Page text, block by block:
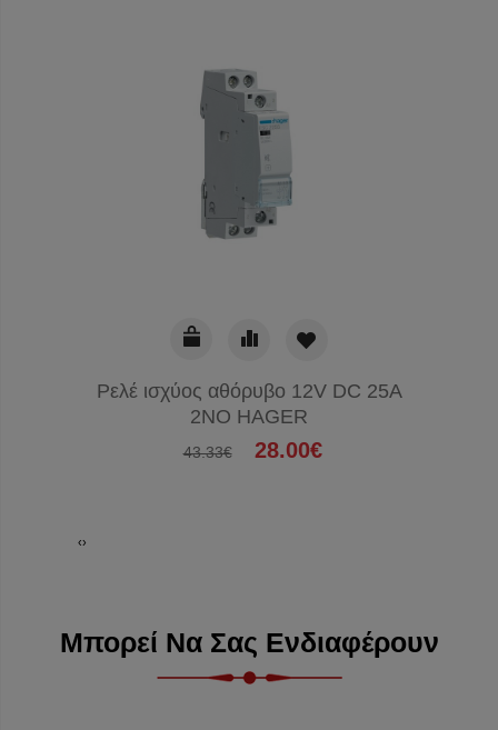
Ρελέ ισχύος αθόρυβο 12V DC 25A
2NO HAGER
43.33€ 28.00€
‹›
Μπορεί Να Σας Ενδιαφέρουν